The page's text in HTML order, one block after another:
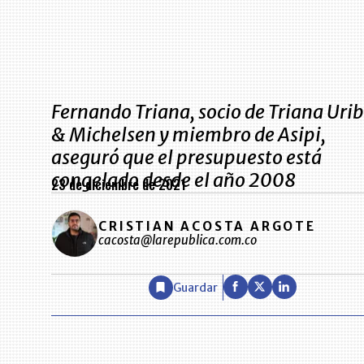
Fernando Triana, socio de Triana
& Michelsen y miembro de Asipi,
aseguró que el presupuesto está
congelado desde el año 2008
23 de diciembre de 2021
CRISTIAN ACOSTA ARGOTE
cacosta@larepublica.com.co
Guardar